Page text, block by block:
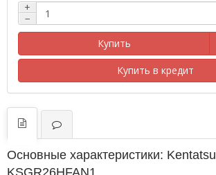
+
−
Купить
Купить в кредит
Основные характеристики: Kentatsu